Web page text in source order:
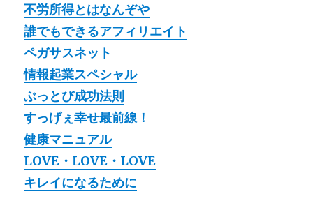
不労所得とはなんぞや
誰でもできるアフィリエイト
ペガサスネット
情報起業スペシャル
ぶっとび成功法則
すっげぇ幸せ最前線！
健康マニュアル
LOVE・LOVE・LOVE
キレイになるために